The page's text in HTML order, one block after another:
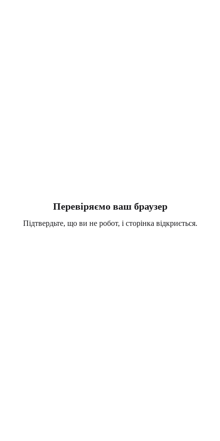
Перевіряємо ваш браузер
Підтвердьте, що ви не робот, і сторінка відкриється.